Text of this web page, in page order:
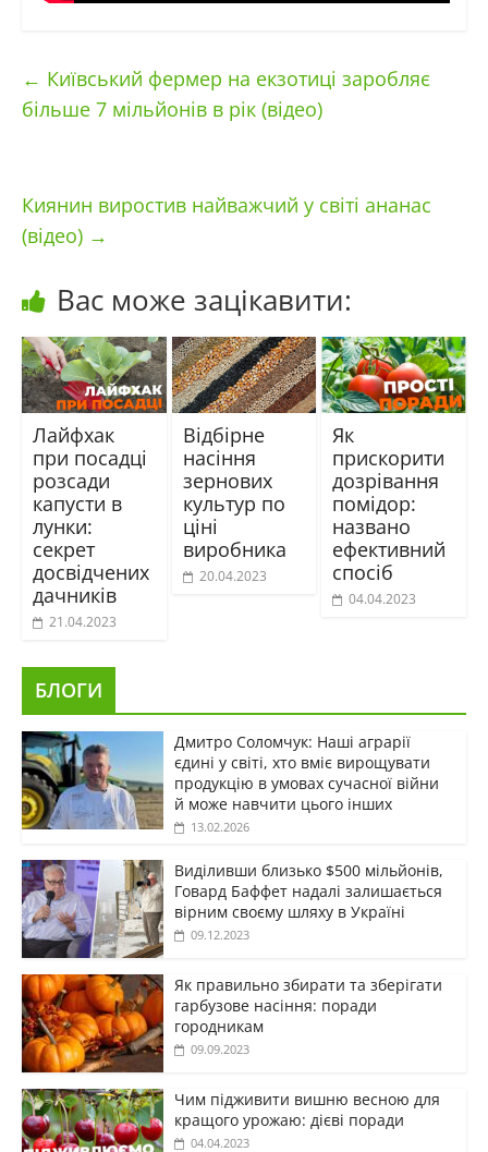
← Київський фермер на екзотиці заробляє
більше 7 мільйонів в рік (відео)
Киянин виростив найважчий у світі ананас
(відео) →
Вас може зацікавити:
Лайфхак
при посадці
розсади
капусти в
лунки:
секрет
досвідчених
дачників
21.04.2023
Відбірне
насіння
зернових
культур по
ціні
виробника
20.04.2023
Як
прискорити
дозрівання
помідор:
названо
ефективний
спосіб
04.04.2023
БЛОГИ
Дмитро Соломчук: Наші аграрії
єдині у світі, хто вміє вирощувати
продукцію в умовах сучасної війни
й може навчити цього інших
13.02.2026
Виділивши близько $500 мільйонів,
Говард Баффет надалі залишається
вірним своєму шляху в Україні
09.12.2023
Як правильно збирати та зберігати
гарбузове насіння: поради
городникам
09.09.2023
Чим підживити вишню весною для
кращого урожаю: дієві поради
04.04.2023